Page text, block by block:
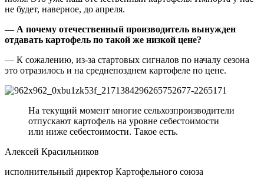
не будет, наверное, до апреля.
— А почему отечественный производитель вынужден
отдавать картофель по такой же низкой цене?
— К сожалению, из-за стартовых сигналов по началу сезона
это отразилось и на среднепозднем картофеле по цене.
На текущий момент многие сельхозпроизводители
отпускают картофель на уровне себестоимости
или ниже себестоимости. Такое есть.
Алексей Красильников
исполнительный директор Картофельного союза